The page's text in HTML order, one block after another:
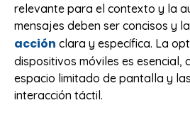
relevante para el contexto y la
mensajes deben ser concisos y la
acción clara y específica. La
dispositivos móviles es esencial,
espacio limitado de pantalla y
interacción táctil.